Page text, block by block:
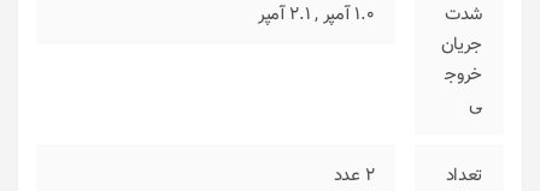
شدت
جریان
خروج
ی
1.0 آمپر ,2.1 آمپر
تعداد